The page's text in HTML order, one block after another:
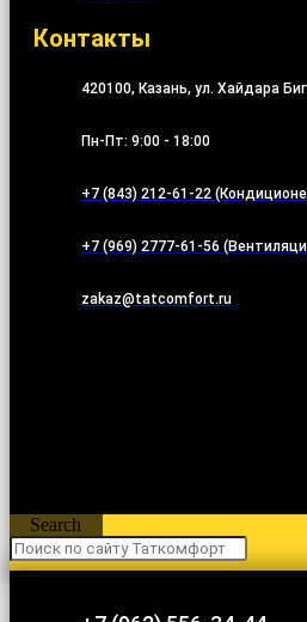
Контакты
420100, Казань, ул. Хайдара
Пн-Пт: 9:00 - 18:00
+7 (843) 212-61-22
+7 (969) 2777-61-56
zakaz@tatcomfort.ru
Search